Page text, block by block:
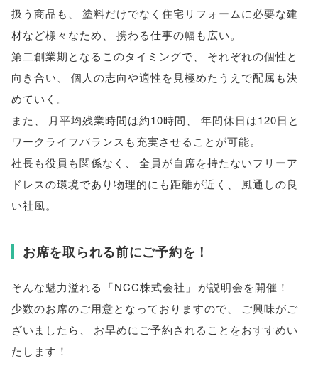
扱う商品も
塗料だけでなく住宅リフォームに必要な建
材など様々なため
携わる仕事の幅も広い。
第二創業期となるこのタイミングで
それぞれの個性と
向き合い
個人の志向や適性を見極めたうえで配属も決
めていく 。
また
月平均残業時間は約10時間
年間休日は120日と
ワークライフバランスも充実させることが可能。
社長も役員も関係なく
全員が自席を持たないフリーア
ドレスの環境であり物理的にも距離が近く
風通しの良
い社風。
お席を取られる前にご予約を！
そんな魅力溢れる 「NCC株式会社 」
が説明会を開催！
少数のお席のご用意となっておりますので、
ご興味がご
ざいましたら 、
お早めにご予約されることをおすすめい
たします！